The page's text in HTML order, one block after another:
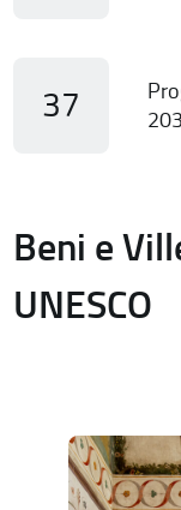
37
Beni e
UNESCO